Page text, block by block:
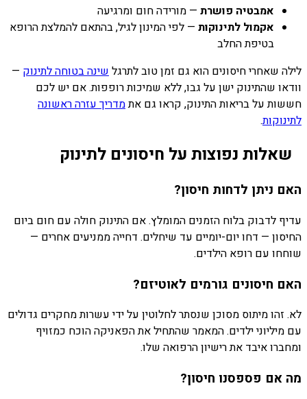
אמבטיה פושרת — מורידה חום ומרגיעה
אקמול לתינוקות — לפי המינון לגיל, בהתאם להמלצת הרופא
בטיפת החלב
לילה שאחרי חיסונים הוא גם זמן טוב לתרגלשינה בטוחה לתינוק —
וודאו שהתינוק ישן על גבו, ללא שמיכות רופפות. אם יש לכם
חששות על בריאות התינוק, קראו גם אתמדריך עזרה ראשונה
לתינוקות.
שאלות נפוצות על חיסונים לתינוק
האם ניתן לדחות חיסון?
עדיף לדבוק בלוח הזמנים המומלץ. אם התינוק חולה עם חום ביום
החיסון — דחו יום-יומיים עד שיחלים. דחייה ממניעים אחרים —
שוחחו עם רופא הילדים.
האם חיסונים גורמים לאוטיזם?
לא. זהו מיתוס מסוכן שנסתר לחלוטין על ידי עשרות מחקרים גדולים
עם מיליוני ילדים. המאמר שהתחיל את הפאניקה הוכח כמזויף
ומחברו איבד את רישיון הרפואה שלו.
מה אם פספסנו חיסון?